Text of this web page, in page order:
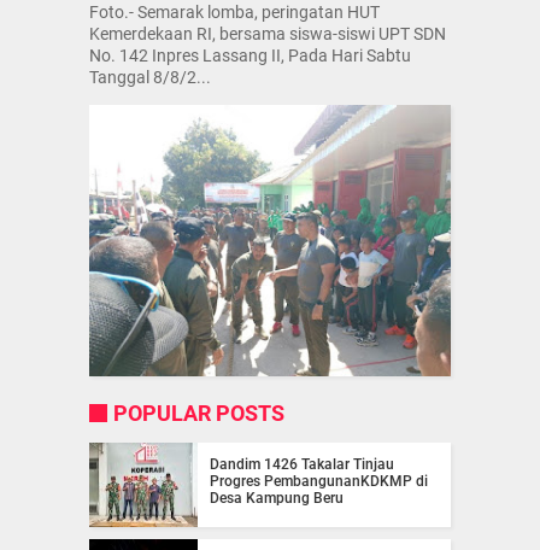
Foto.- Semarak lomba, peringatan HUT
Kemerdekaan RI, bersama siswa-siswi UPT SDN
No. 142 Inpres Lassang II, Pada Hari Sabtu
Tanggal 8/8/2...
POPULAR POSTS
Dandim 1426 Takalar Tinjau
Progres PembangunanKDKMP di
Desa Kampung Beru